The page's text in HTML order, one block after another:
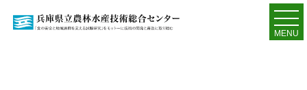
MENU